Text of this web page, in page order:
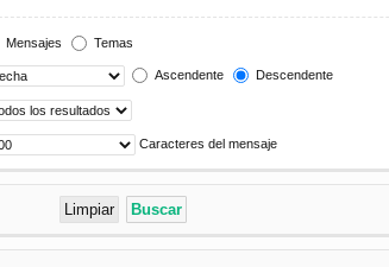
Mensajes Temas
Ascendente Descendente
Caracteres del mensaje